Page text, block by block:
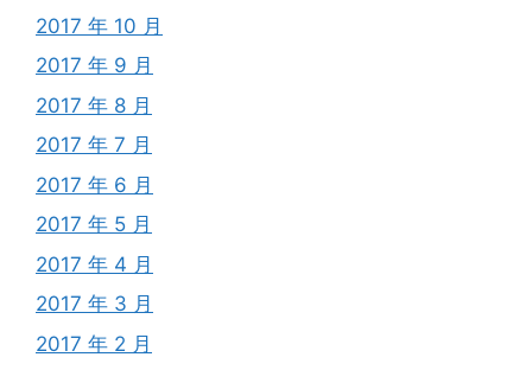
2017 年 10 月
2017 年 9 月
2017 年 8 月
2017 年 7 月
2017 年 6 月
2017 年 5 月
2017 年 4 月
2017 年 3 月
2017 年 2 月